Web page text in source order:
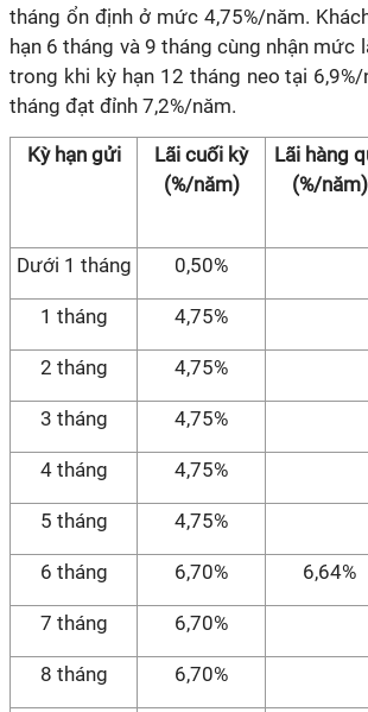
tháng ổn định ở mức 4,75%/năm.
hạn 6 tháng và 9 tháng cùng nhận mức
trong khi kỳ hạn 12 tháng neo tại
tháng đạt đỉnh 7,2%/năm.
Kỳ hạn gửi
Lãi cuối kỳ
(%/năm)
Lãi hàng
(%/năm)
Dưới 1 tháng 0,50%
1 tháng 4,75%
2 tháng 4,75%
3 tháng 4,75%
4 tháng 4,75%
5 tháng 4,75%
6 tháng 6,70% 6,64%
7 tháng 6,70%
8 tháng 6,70%